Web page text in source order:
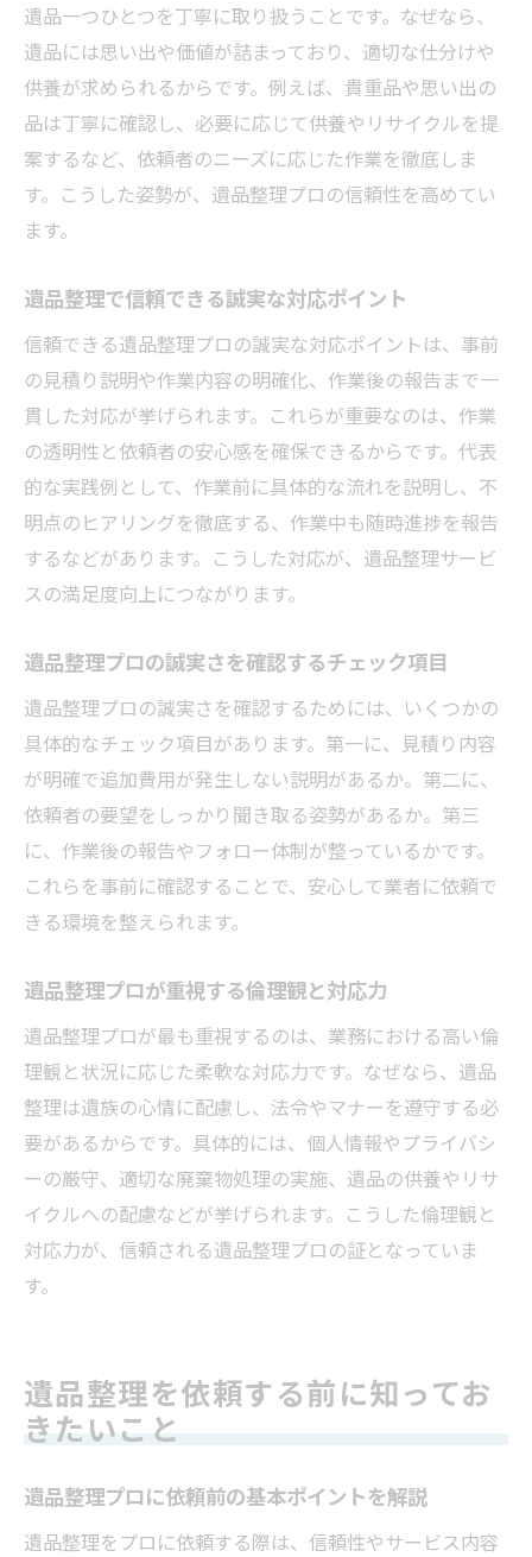
遺品一つひとつを丁寧に取り扱うことです。なぜなら、
遺品には思い出や価値が詰まっており、適切な仕分けや
供養が求められるからです。例えば、貴重品や思い出の
品は丁寧に確認し、必要に応じて供養やリサイクルを提
案するなど、依頼者のニーズに応じた作業を徹底しま
す。こうした姿勢が、遺品整理プロの信頼性を高めてい
ます。
遺品整理で信頼できる誠実な対応ポイント
信頼できる遺品整理プロの誠実な対応ポイントは、事前
の見積り説明や作業内容の明確化、作業後の報告まで一
貫した対応が挙げられます。これらが重要なのは、作業
の透明性と依頼者の安心感を確保できるからです。代表
的な実践例として、作業前に具体的な流れを説明し、不
明点のヒアリングを徹底する、作業中も随時進捗を報告
するなどがあります。こうした対応が、遺品整理サービ
スの満足度向上につながります。
遺品整理プロの誠実さを確認するチェック項目
遺品整理プロの誠実さを確認するためには、いくつかの
具体的なチェック項目があります。第一に、見積り内容
が明確で追加費用が発生しない説明があるか。第二に、
依頼者の要望をしっかり聞き取る姿勢があるか。第三
に、作業後の報告やフォロー体制が整っているかです。
これらを事前に確認することで、安心して業者に依頼で
きる環境を整えられます。
遺品整理プロが重視する倫理観と対応力
遺品整理プロが最も重視するのは、業務における高い倫
理観と状況に応じた柔軟な対応力です。なぜなら、遺品
整理は遺族の心情に配慮し、法令やマナーを遵守する必
要があるからです。具体的には、個人情報やプライバシ
ーの厳守、適切な廃棄物処理の実施、遺品の供養やリサ
イクルへの配慮などが挙げられます。こうした倫理観と
対応力が、信頼される遺品整理プロの証となっていま
す。
遺品整理を依頼する前に知ってお
きたいこと
遺品整理プロに依頼前の基本ポイントを解説
遺品整理をプロに依頼する際は、信頼性やサービス内容